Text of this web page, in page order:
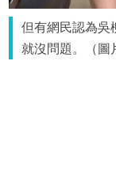
但有網民認為吳
就沒問題。（圖